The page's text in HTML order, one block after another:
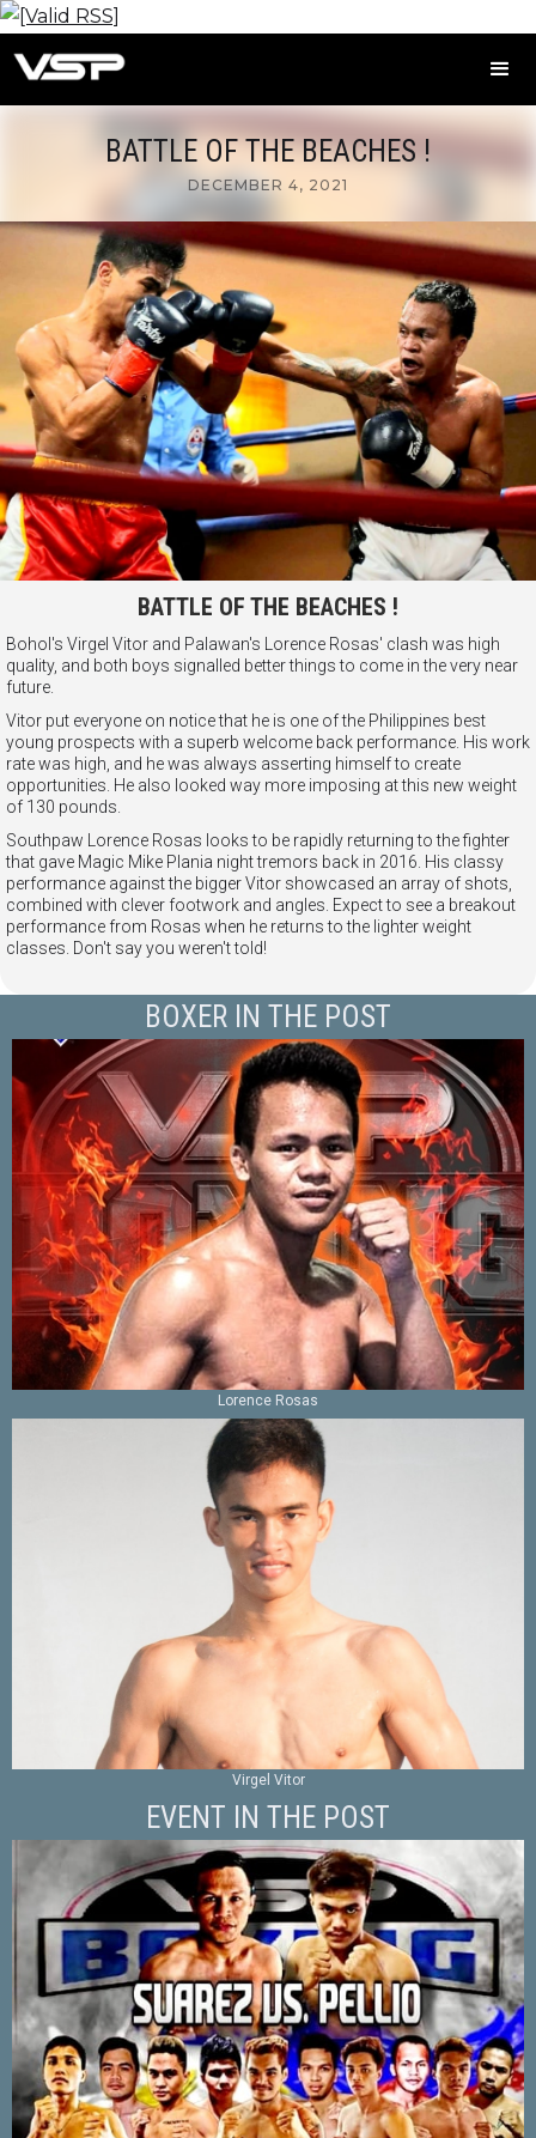
BATTLE OF THE BEACHES !
DECEMBER 4, 2021
BATTLE OF THE BEACHES !
Bohol's Virgel Vitor and Palawan's Lorence Rosas' clash was high
quality, and both boys signalled better things to come in the very near
future.
Vitor put everyone on notice that he is one of the Philippines best
young prospects with a superb welcome back performance. His work
rate was high, and he was always asserting himself to create
opportunities. He also looked way more imposing at this new weight
of 130 pounds.
Southpaw Lorence Rosas looks to be rapidly returning to the fighter
that gave Magic Mike Plania night tremors back in 2016. His classy
performance against the bigger Vitor showcased an array of shots,
combined with clever footwork and angles. Expect to see a breakout
performance from Rosas when he returns to the lighter weight
classes. Don't say you weren't told!
BOXER IN THE POST
Lorence Rosas
Virgel Vitor
EVENT IN THE POST